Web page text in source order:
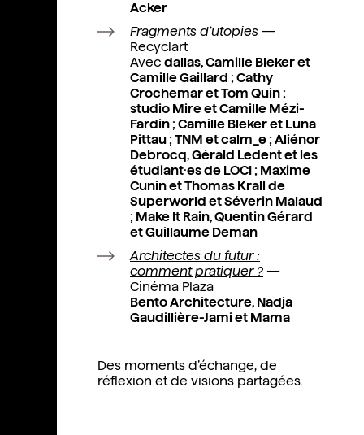
Acker
Fragments d’utopies —
Recyclart
Avec dallas, Camille Bleker et
Camille Gaillard ; Cathy
Crochemar et Tom Quin ;
studio Mire et Camille Mézi-
Fardin ; Camille Bleker et Luna
Pittau ; TNM et calm_e ; Aliénor
Debrocq, Gérald Ledent et les
étudiant·es de LOCI ; Maxime
Cunin et Thomas Krall de
Superworld et Séverin Malaud
; Make It Rain, Quentin Gérard
et Guillaume Deman
Architectes du futur :
comment pratiquer ? —
Cinéma Plaza
Bento Architecture, Nadja
Gaudillière-Jami et Mama
Des moments d’échange, de
réflexion et de visions partagées.